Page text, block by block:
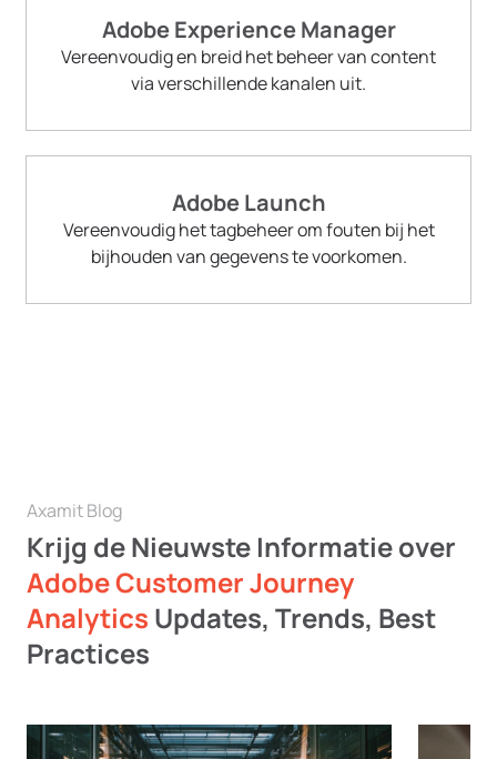
Adobe Experience Manager
Vereenvoudig en breid het beheer van content
via verschillende kanalen uit.
Adobe Launch
Vereenvoudig het tagbeheer om fouten bij het
bijhouden van gegevens te voorkomen.
Axamit Blog
Krijg de Nieuwste Informatie over
Adobe Customer Journey
Analytics Updates, Trends, Best
Practices